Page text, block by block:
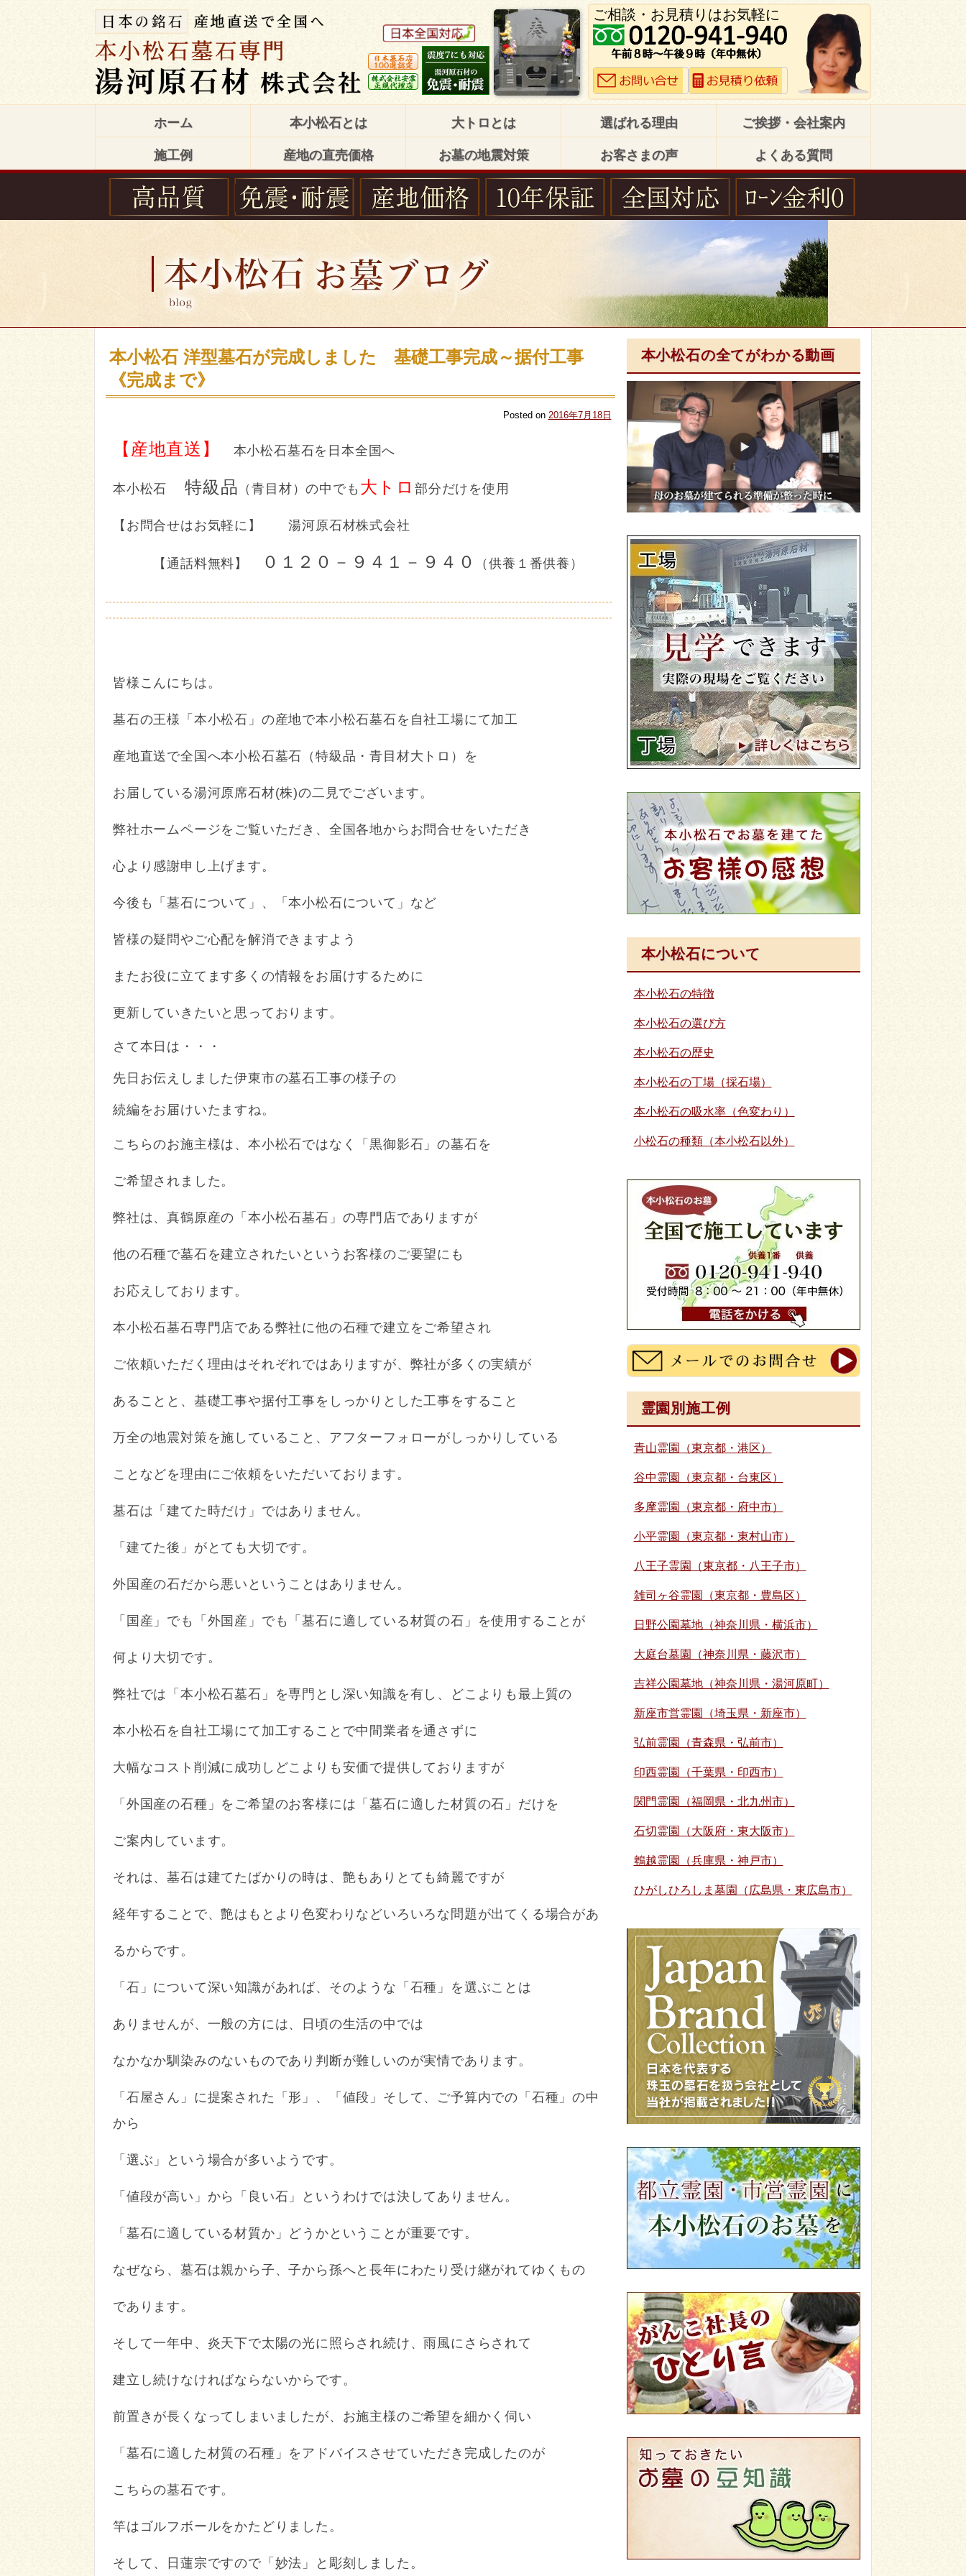
ご相談・お見積りはお気軽に
ホーム 本小松石とは 大トロとは 選ばれる理由 ご挨拶・会社案内
施工例 産地の直売価格 お墓の地震対策 お客さまの声 よくある質問
本小松石 洋型墓石が完成しました 基礎工事完成～据付工事
《完成まで》
Posted on 2016年7月18日
【産地直送】 本小松石墓石を日本全国へ
本小松石 特級品 （青目材）の中でも 大トロ部分だけを使用
【お問合せはお気軽に】 湯河原石材株式会社
【通話料無料】 ０１２０－９４１－９４０ （供養１番供養 ）
皆様こんにちは。
墓石の王様「本小松石」の産地で本小松石墓石を自社工場にて加工
産地直送で全国へ本小松石墓石（特級品・青目材大トロ）を
お届している湯河原席石材(株)の二見でございます。
弊社ホームページをご覧いただき、全国各地からお問合せをいただき
心より感謝申し上げます。
今後も「墓石について」、「本小松石について」など
皆様の疑問やご心配を解消できますよう
またお役に立てます多くの情報をお届けするために
更新していきたいと思っております。
さて本日は・・・
先日お伝えしました伊東市の墓石工事の様子の
続編をお届けいたますね。
こちらのお施主様は、本小松石ではなく「黒御影石」の墓石を
ご希望されました。
弊社は、真鶴原産の「本小松石墓石」の専門店でありますが
他の石種で墓石を建立されたいというお客様のご要望にも
お応えしております。
本小松石墓石専門店である弊社に他の石種で建立をご希望され
ご依頼いた だく理由はそれぞれではありますが、弊社が多くの実績が
あることと、 基礎工事や据付工事をしっかりとした工事をすること
万全の地震対策を施していること、 アフターフォローがしっかりしている
ことなどを理由にご依頼をいただいております。
墓石は「建てた時だけ」ではありません。
「建てた後」がとても大切です。
外国産の石だから悪いということはありません。
「国産」でも「外国産」でも「墓石に適している材質の石」を使用することが
何より大切です。
弊社では「本小松石墓石」を専門とし深い知識を有し、どこよりも最上質の
本小松石を自社工場にて加工することで中間業者を通さずに
大幅なコスト削減に成功しどこよりも安価で提供しておりますが
「外国産の石種」をご希望のお客様には「墓石に適した材質の石」だけを
ご案内しています。
それは、墓石は建てたばかりの時は、艶もありとても綺麗ですが
経年することで、艶はもとより色変わりなどいろいろな問題が出てくる場合があ
るからです。
「石」について深い知識があれば、そのような「石種」を選ぶことは
ありませんが、一般の方には、日頃の生活の中では
なかなか馴染みのないものであり 判断が難しいのが実情であります。
「石屋さん」に提案された「形」、「値段」そして、ご予算内での「石種」の中
から
「選ぶ」という場合が多いようです。
「値段が高い」から「良い石」というわけでは決してありません。
「墓石に適している材質か」どうかということが重要です。
なぜなら、墓石は親から子、子から孫へと長年にわたり受け継がれてゆくもの
であります。
そして一年中、炎天下で太陽の光に照らされ続け、雨風にさらされて
建立し続けなければならないからです。
前置きが長くなってしまいましたが、お施主様のご希望を細かく伺い
「墓石に適した材質の石種」をアドバイスさせていただき完成したのが
こちらの墓石です。
竿はゴルフボールをかたどりました。
そして、日蓮宗ですので「妙法」と彫刻しました。
本小松石の全てがわかる動画
本小松石について
本小松石の特徴
本小松石の選び方
本小松石の歴史
本小松石の丁場（採石場）
本小松石の吸水率（色変わり）
小松石の種類（本小松石以外）
霊園別施工例
青山霊園（東京都・港区）
谷中霊園（東京都・台東区）
多摩霊園（東京都・府中市）
小平霊園（東京都・東村山市）
八王子霊園（東京都・八王子市）
雑司ヶ谷霊園（東京都・豊島区）
日野公園墓地（神奈川県・横浜市）
大庭台墓園（神奈川県・藤沢市）
吉祥公園墓地（神奈川県・湯河原町）
新座市営霊園（埼玉県・新座市）
弘前霊園（青森県・弘前市）
印西霊園（千葉県・印西市）
関門霊園（福岡県・北九州市）
石切霊園（大阪府・東大阪市）
鵯越霊園（兵庫県・神戸市）
ひがしひろしま墓園（広島県・東広島市）